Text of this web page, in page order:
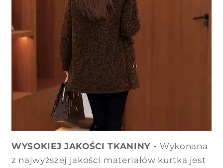
WYSOKIEJ JAKOŚCI TKANINY - Wykonana
z najwyższej jakości materiałów kurtka jest